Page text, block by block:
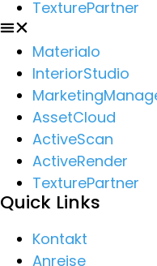
TexturePartner
Materialo
InteriorStudio
AssetCloud
ActiveScan
ActiveRender
TexturePartner
Quick Links
Kontakt
Anreise